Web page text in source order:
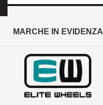
MARCHE IN EVIDENZA